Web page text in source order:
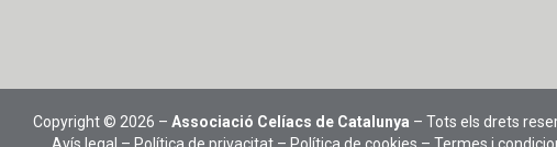
Copyright © 2026 – Associació Celíacs de Catalunya – Tots els drets
Avís legal – Política de privacitat– Política de cookies – Termes i